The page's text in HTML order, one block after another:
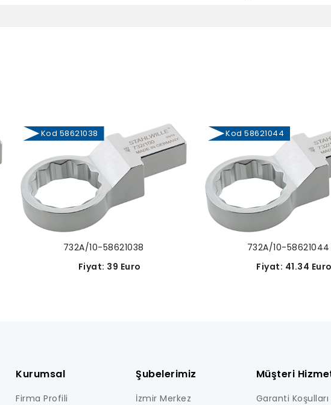
Kod 58621038
732A/10-58621038
Fiyat: 39 Euro
Kod 58621044
732A/10-58621044
Fiyat: 41.34 Euro
Kurumsal
Firma Profili
Şubelerimiz
İzmir Merkez
Müşteri
Garanti Koşulları